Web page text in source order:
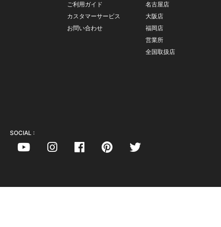
ご利用ガイド
カスタマーサービス
お問い合わせ
名古屋店
大阪店
福岡店
営業所
全国取扱店
SOCIAL :